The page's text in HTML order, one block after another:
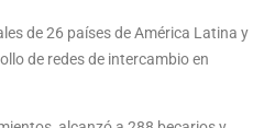
de 26 países de América Latina y
de redes de intercambio en